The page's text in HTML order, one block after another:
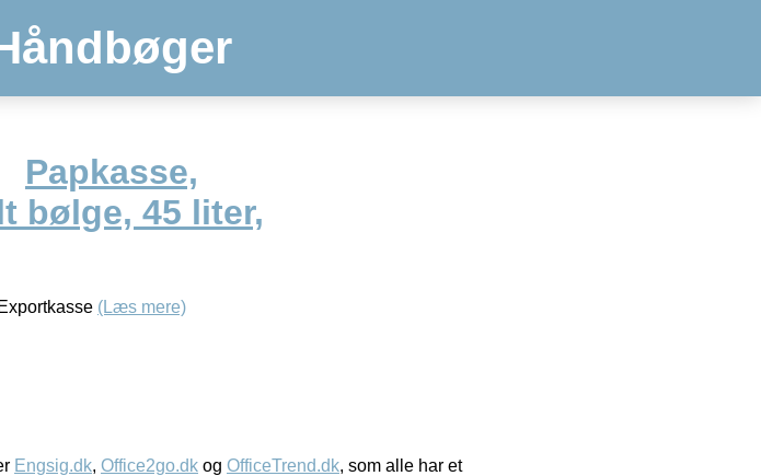
Papkasse,
bølge, 45 liter,
(Læs mere)
Engsig.dk, Office2go.dk og OfficeTrend.dk, som alle har et